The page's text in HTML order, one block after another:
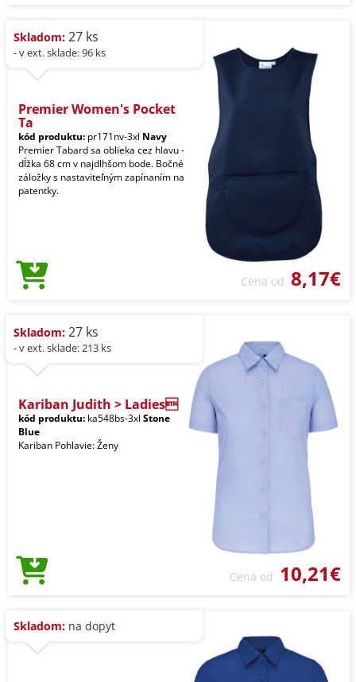
Skladom: 27 ks
- v ext. sklade: 96 ks
Premier Women's Pocket
Ta
kód produktu: pr171nv-3xl Navy
Premier Tabard sa oblieka cez hlavu -
dĺžka 68 cm v najdlhšom bode. Bočné
záložky s nastaviteľným zapínaním na
patentky.
Cena od 8,17€
Skladom: 27 ks
- v ext. sklade: 213 ks
Kariban Judith > Ladies
kód produktu: ka548bs-3xl Stone
Blue
Kariban Pohlavie: Ženy
Cena od 10,21€
Skladom: na dopyt